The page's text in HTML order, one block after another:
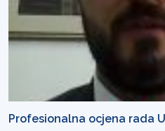
Profesionalna ocjena rada